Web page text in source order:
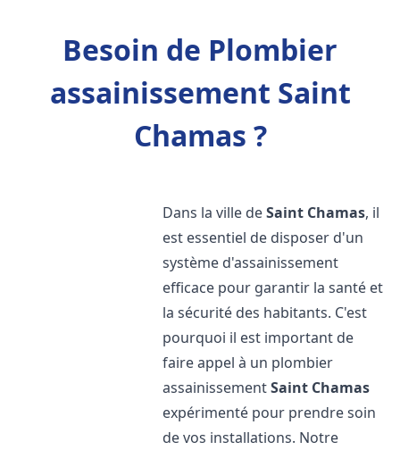
Besoin de Plombier
assainissement Saint
Chamas ?
Dans la ville deSaint Chamas, il
est essentiel de disposer d'un
système d'assainissement
efficace pour garantir la santé et
la sécurité des habitants. C'est
pourquoi il est important de
faire appel à un plombier
assainissementSaint Chamas
expérimenté pour prendre soin
de vos installations. Notre